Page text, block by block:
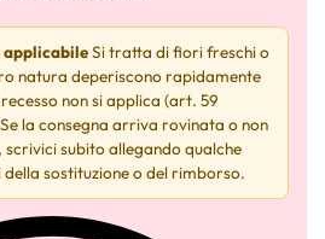
applicabileSi tratta di fiori freschi o
natura deperiscono rapidamente
non si applica (art. 59
la consegna arriva rovinata o non
subito allegando qualche
sostituzione o del rimborso.